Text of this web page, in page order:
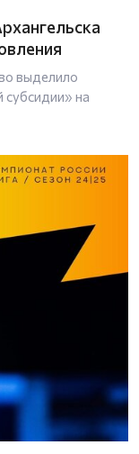
выделило
субсидии» на